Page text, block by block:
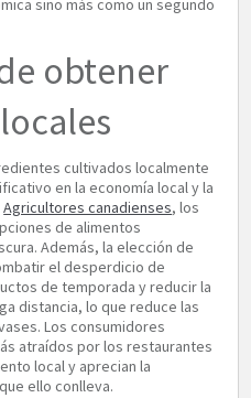
sino más como un segundo
obtener
cultivados localmente
en la economía local y la
Agricultores canadienses, los
de alimentos
Además, la elección de
el desperdicio de
de temporada y reducir la
distancia, lo que reduce las
Los consumidores
atraídos por los restaurantes
local y aprecian la
ello conlleva.